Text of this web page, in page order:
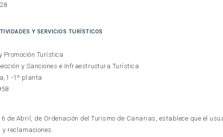
Y SERVICIOS TURÍSTICOS
Promoción Turística
y Sanciones e Infraestructura Turística
-1º planta
de Abril, de Ordenación del Turismo de Canarias, establece que el
reclamaciones.